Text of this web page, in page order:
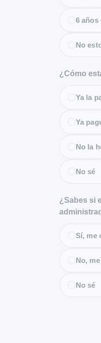
6 años
No
¿Cómo
Ya la
Ya
No la
No sé
¿Sabes si
Sí, me
No,
No sé